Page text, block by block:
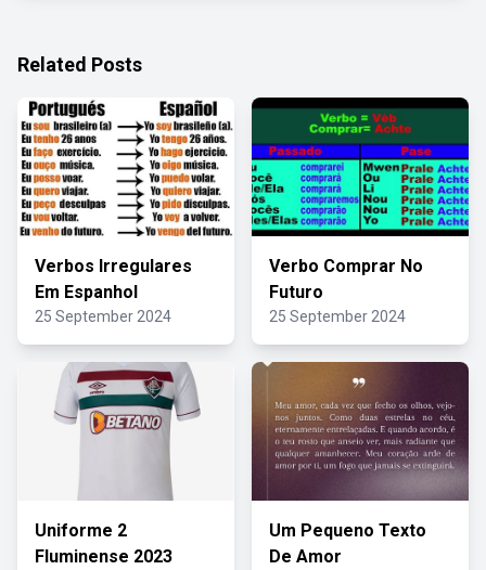
Related Posts
Verbos Irregulares
Em Espanhol
25 September 2024
Verbo Comprar No
Futuro
25 September 2024
Uniforme 2
Fluminense 2023
Um Pequeno Texto
De Amor